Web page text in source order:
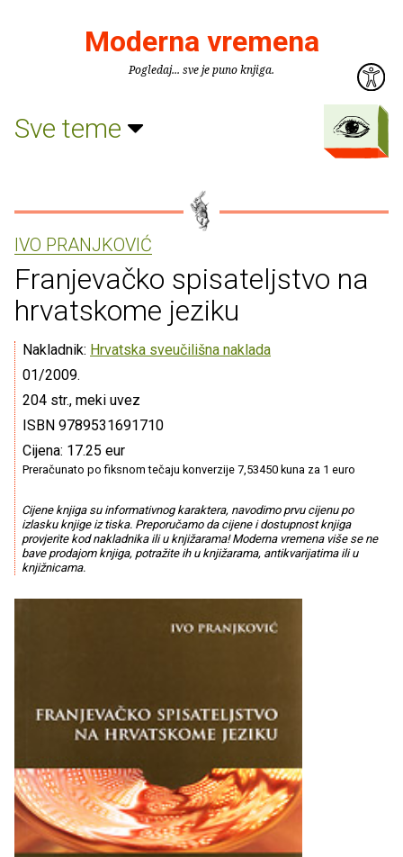
Moderna vremena
Pogledaj... sve je puno knjiga.
Sve teme
IVO PRANJKOVIĆ
Franjevačko spisateljstvo na
hrvatskome jeziku
Nakladnik: Hrvatska sveučilišna naklada
01/2009.
204 str., meki uvez
ISBN 9789531691710
Cijena: 17.25 eur
Preračunato po fiksnom tečaju konverzije 7,53450 kuna za 1 euro
Cijene knjiga su informativnog karaktera, navodimo prvu cijenu po
izlasku knjige iz tiska. Preporučamo da cijene i dostupnost knjiga
provjerite kod nakladnika ili u knjižarama! Moderna vremena više se ne
bave prodajom knjiga, potražite ih u knjižarama, antikvarijatima ili u
knjižnicama.